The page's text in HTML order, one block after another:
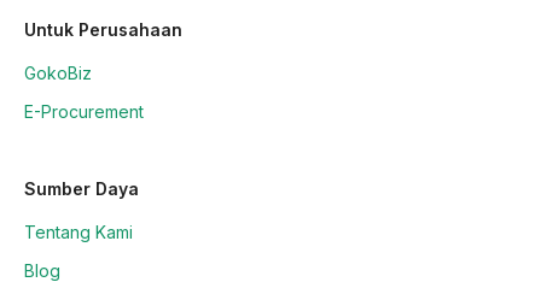
Untuk Perusahaan
GokoBiz
E-Procurement
Sumber Daya
Tentang Kami
Blog